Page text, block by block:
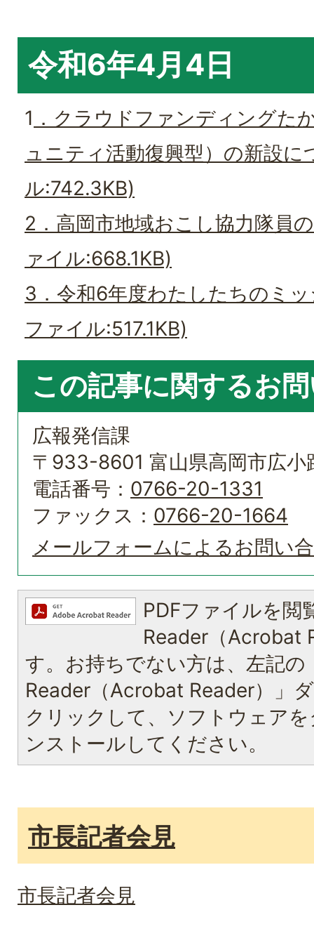
令和6年4月4日
1 ．クラウドファンディングた
ュニティ活動復興型）の新設に
ル:742.3KB)
2．高岡市地域おこし協力隊員
ァイル:668.1KB)
3．令和6年度わたしたちのミ
ファイル:517.1KB)
この記事に関するお
広報発信課
〒933-8601 富山県高岡市広
電話番号： 0766-20-1331
ファックス： 0766-20-1664
メールフォームによるお問い
PDFファイルを閲
Reader（Acrobat
す。お持ちでない方は、左記の
Reader（Acrobat Reader）」
クリックして、ソフトウェア
ンストールしてください。
市長記者会見
市長記者会見